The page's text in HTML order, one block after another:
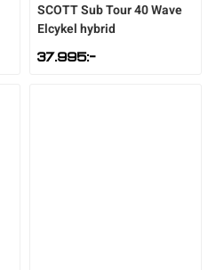
SCOTTSub Tour 40 Wave
Elcykel hybrid
37.995:-